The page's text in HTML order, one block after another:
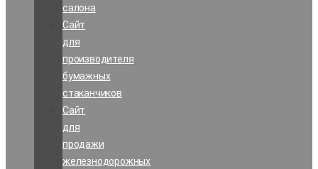
салона
Сайт
для
производителя
бумажных
стаканчиков
Сайт
для
продажи
железнодорожных